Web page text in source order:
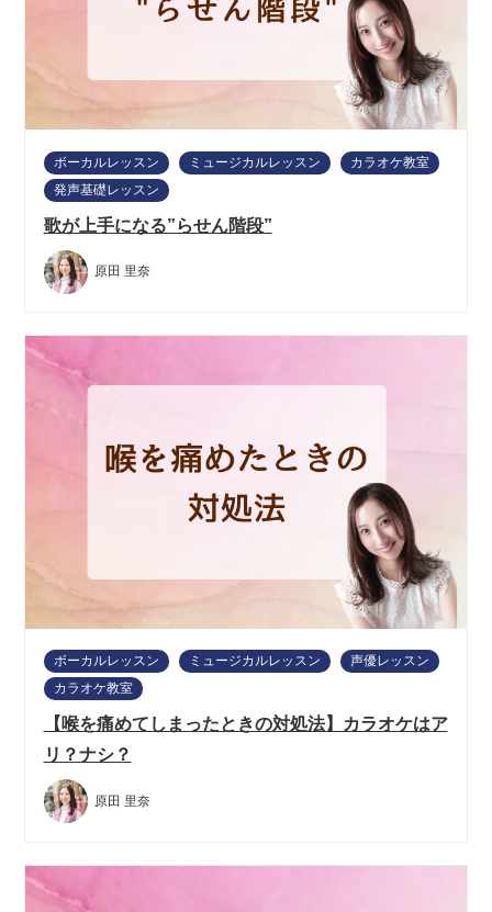
ボーカルレッスン ミュージカルレッスン
カラオケ教室
発声基礎レッスン
歌が上手になる”らせん階段”
原田 里奈
ボーカルレッスン ミュージカルレッスン
声優レッスン
カラオケ教室
【喉を痛めてしまったときの対処法】カラオケはア
リ？ナシ？
原田 里奈